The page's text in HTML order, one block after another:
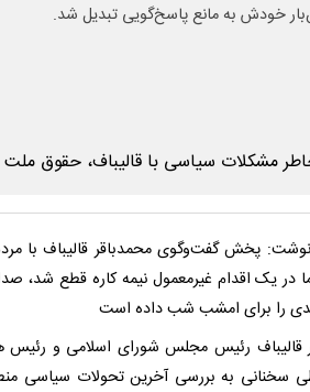
خودش به مانع پاسخ‌گویی تبدیل شد.
پخش گفت‌وگوی محمدباقر قالیباف با
در یک اقدام غیرمعمول نیمه کاره قطع شد،
را برای امشب شب داده است
قالیباف رئیس مجلس شورای اسلامی و رئیس
سخنانی به بررسی آخرین تحولات سیاسی